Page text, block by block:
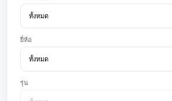
ยี่ห้อ
รุ่น